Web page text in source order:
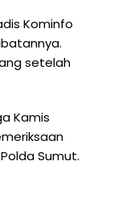
Kominfo
setelah
Kamis
Sumut.